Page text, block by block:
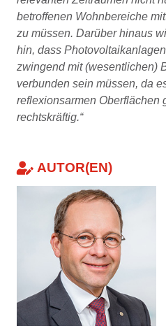
betroffenen Wohnbereiche
zu müssen. Darüber hinaus
hin, dass
zwingend mit (wesentlichen)
verbunden sein müssen, da
reflexionsarmen Oberflächen
rechtskräftig.“
AUTOR(EN)